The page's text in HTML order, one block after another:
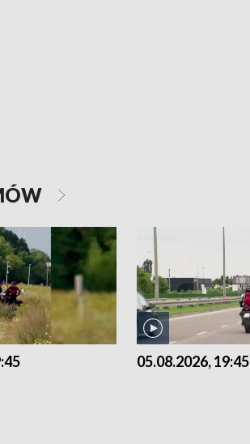
05.08.2026, 19:45